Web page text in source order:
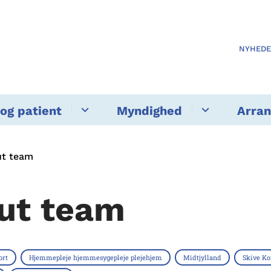
patient Myndighed
team
team
Hjemmepleje hjemmesygepleje plejehjem Midtjylland Skive